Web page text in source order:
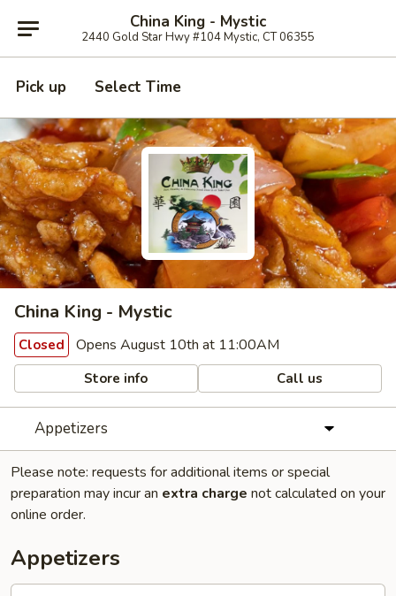
China King - Mystic
2440 Gold Star Hwy #104 Mystic, CT 06355
Pick up Select Time
China King - Mystic
Closed Opens August 10th at 11:00AM
Store info Call us
Appetizers
Please note: requests for additional items or special
preparation may incur an extra charge not calculated on your
online order.
Appetizers